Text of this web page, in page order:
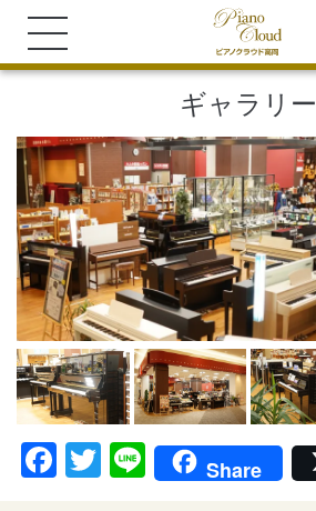
ギャラリー
Facebook
Twitter
LineShare